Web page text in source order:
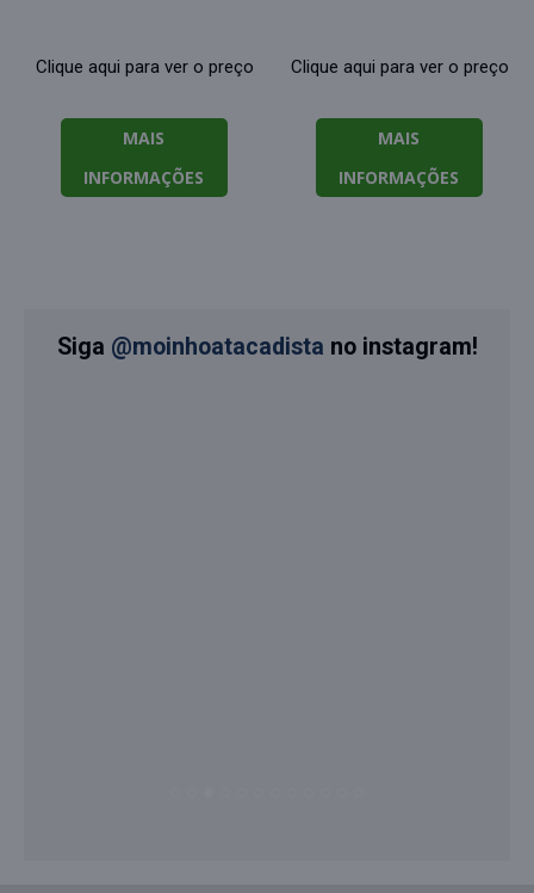
Clique aqui para ver o preço
MAIS
INFORMAÇÕES
Clique aqui para ver o preço
MAIS
INFORMAÇÕES
Siga @moinhoatacadista no instagram!